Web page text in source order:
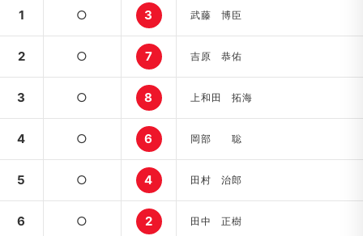
1 ○ 3 武藤 博臣
2 ○ 7 吉原 恭佑
3 ○ 8 上和田 拓海
4 ○ 6 岡部 聡
5 ○ 4 田村 治郎
6 ○ 2 田中 正樹